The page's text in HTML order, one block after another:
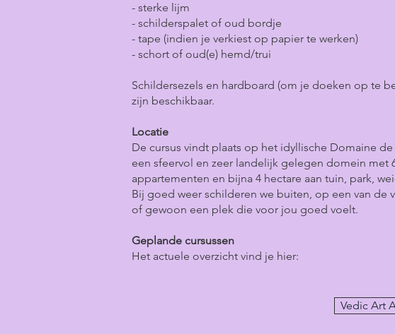
- sterke lijm
- schilderspalet of oud bordje
- tape (indien je verkiest op papier te werken)
- schort of oud(e) hemd/trui
Schildersezels en hardboard (om je doeken op te
zijn beschikbaar.
Locatie
De cursus vindt plaats op het idyllische Domaine de
een sfeervol en zeer landelijk gelegen domein met
appartementen en bijna 4 hectare aan tuin, park,
Bij goed weer schilderen we buiten, op een van de
of gewoon een plek die voor jou goed voelt.​
Geplande cursussen
Het actuele overzicht vind je hier:
Vedic Art